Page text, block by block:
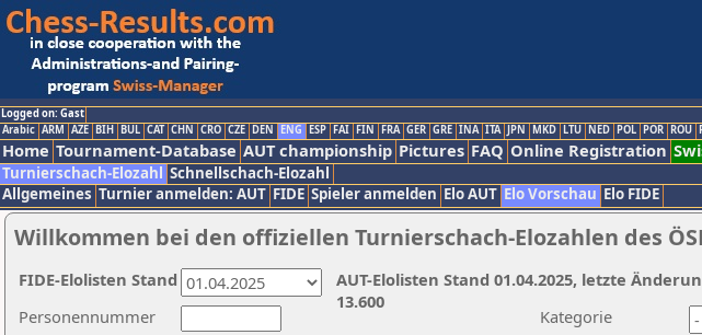
Logged on: Gast
Arabic ARM AZE BIH BUL CAT CHN CRO CZE DEN ENG ESP FAI FIN FRA GER GRE INA ITA JPN MKD LTU NED POL POR ROU
Home Tournament-Database AUT championship Pictures FAQ Online Registration
Turnierschach-Elozahl Schnellschach-Elozahl
Allgemeines Turnier anmelden: AUT FIDE Spieler anmelden Elo AUT Elo Vorschau Elo FIDE
Willkommen bei den offiziellen Turnierschach-Elozahlen des
Kategorie
Personennummer
AUT-Elolisten Stand 01.04.2025, letzte
13.600
FIDE-Elolisten Stand